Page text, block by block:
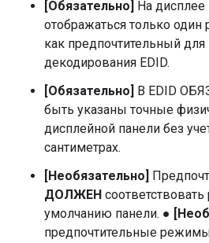
[Обязательно] На дисплее
отображаться только
как предпочтительный
декодирования EDID.
[Обязательно] В EDID
быть указаны точные
дисплейной панели без
сантиметрах.
[Необязательно]
ДОЛЖЕН
умолчанию панели. ●
предпочтительные